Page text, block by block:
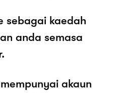
sebagai kaedah
anda semasa
akaun